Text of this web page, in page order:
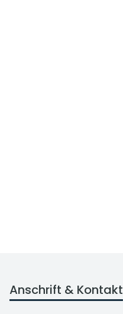
Anschrift & Kontakt